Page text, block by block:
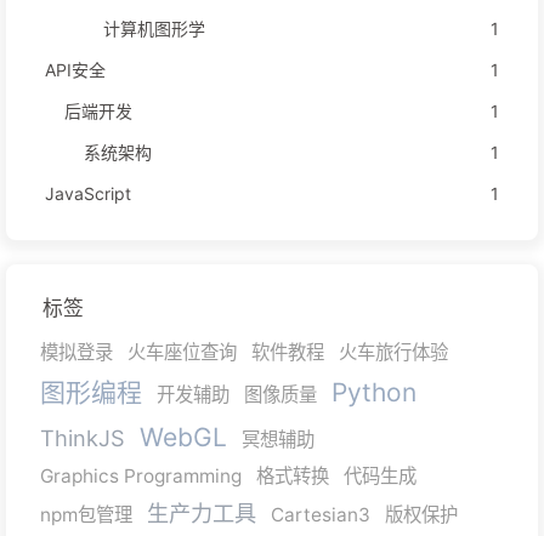
计算机图形学
1
API安全
1
后端开发
1
系统架构
1
JavaScript
1
标签
模拟登录 火车座位查询 软件教程 火车旅行体验
图形编程 开发辅助 图像质量 Python
ThinkJS WebGL
冥想辅助
Graphics Programming
格式转换
代码生成
npm包管理
生产力工具 Cartesian3
版权保护